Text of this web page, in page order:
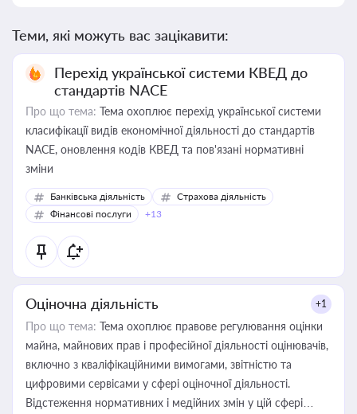
Теми, які можуть вас зацікавити:
Перехід української системи КВЕД до
стандартів NACE
Про що тема: Тема охоплює перехід української системи
класифікації видів економічної діяльності до стандартів
NACE, оновлення кодів КВЕД та пов'язані нормативні
зміни
Банківська діяльність
Страхова діяльність
Фінансові послуги
+13
Оціночна діяльність +1
Про що тема: Тема охоплює правове регулювання оцінки
майна, майнових прав і професійної діяльності оцінювачів,
включно з кваліфікаційними вимогами, звітністю та
цифровими сервісами у сфері оціночної діяльності.
Відстеження нормативних і медійних змін у цій сфері